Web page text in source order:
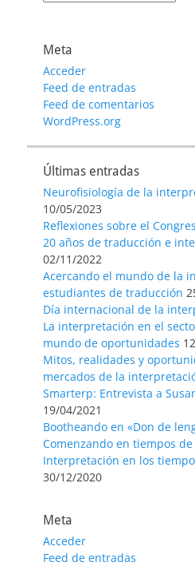
Meta
Acceder
Feed de entradas
Feed de comentarios
WordPress.org
Últimas entradas
Neurofisiología de la
10/05/2023
Reflexiones sobre el
20 años de traducción e
02/11/2022
Acercando el mundo de la
estudiantes de traducción
Día internacional de la
La interpretación en el
mundo de oportunidades
Mitos, realidades y
mercados de la
Smarterp: Entrevista a
19/04/2021
Bootheando en «Don de
Comenzando en tiempos
Interpretación en los
30/12/2020
Meta
Acceder
Feed de entradas